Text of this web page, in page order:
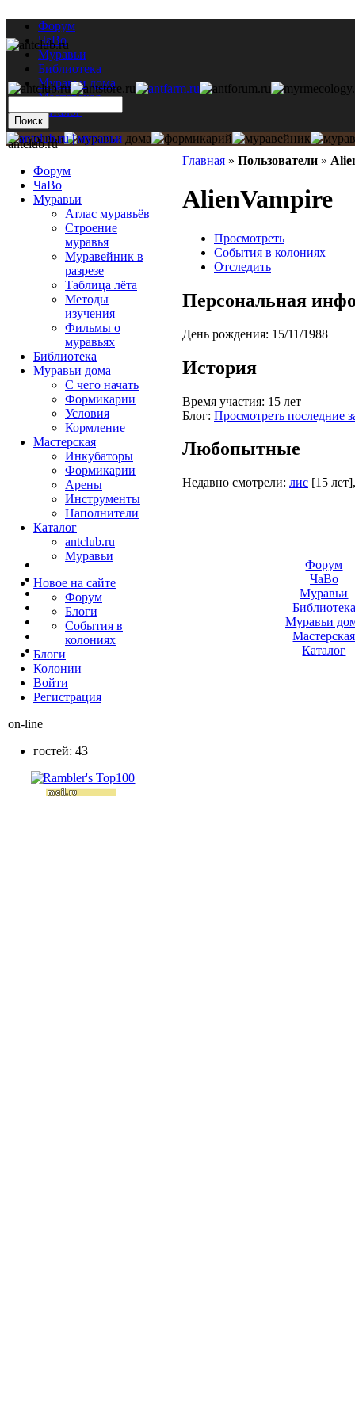
Форум
ЧаВо
Муравьи
Библиотека
Муравьи дома
Мастерская
Каталог
Главная » Пользователи »
AlienVampire
Просмотреть
События в колониях
Отследить
Персональная
День рождения: 15/11/1988
История
Время участия: 15 лет
Блог: Просмотреть последние
Любопытные
Недавно смотрели: лис [15 лет]
antclub.ru
Форум
ЧаВо
Муравьи
Атлас муравьёв
Строение
муравья
Муравейник в
разрезе
Таблица лёта
Методы
изучения
Фильмы о
муравьях
Библиотека
Муравьи дома
С чего начать
Формикарии
Условия
Кормление
Мастерская
Инкубаторы
Формикарии
Арены
Инструменты
Наполнители
Каталог
antclub.ru
Муравьи
Новое на сайте
Форум
Блоги
События в
колониях
Блоги
Колонии
Войти
Peгиcтpaция
on-line
гостей: 43
Форум
ЧаВо
Муравьи
Библиотека
Муравьи
Мастерская
Каталог